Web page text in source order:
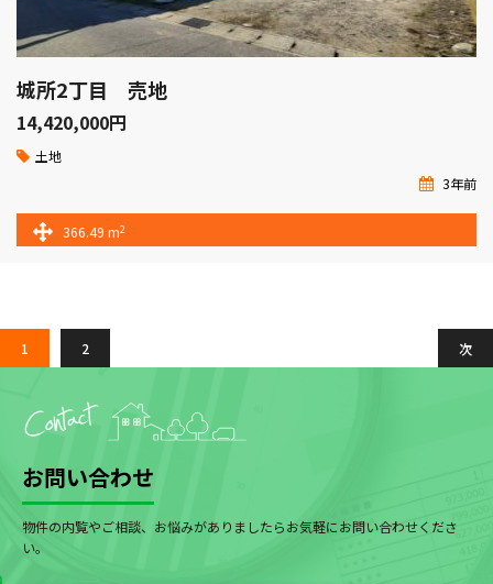
城所2丁目 売地
14,420,000円
土地
3年前
366.49 m2
1 2 次
お問い合わせ
物件の内覧やご相談、お悩みがありましたらお気軽にお問い合わせくださ
い。